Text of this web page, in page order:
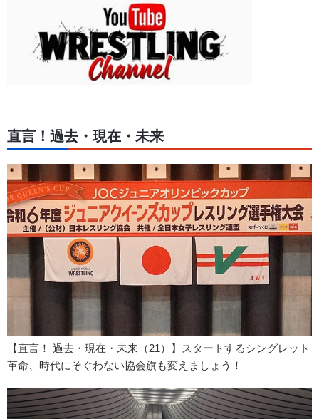
直言！過去・現在・未来
【直言！ 過去・現在・未来（21）】スタートするシングレット
革命、時代にそぐわない協会旗も変えましょう！